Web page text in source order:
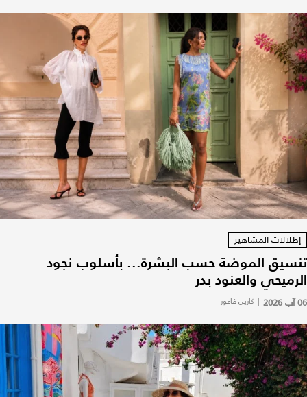
إطلالات المشاهير
تنسيق الموضة حسب البشرة... بأسلوب نجود
الرميحي والعنود بدر
06 آب 2026 | كارين فاعور